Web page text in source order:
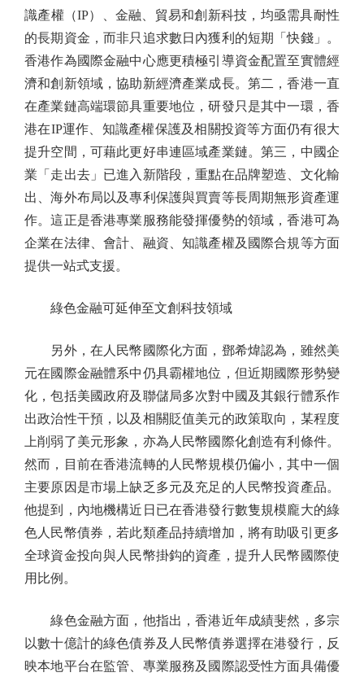
識產權（IP）、金融、貿易和創新科技，均亟需具耐性
的長期資金，而非只追求數日內獲利的短期「快錢」。
香港作為國際金融中心應更積極引導資金配置至實體經
濟和創新領域，協助新經濟產業成長。第二，香港一直
在產業鏈高端環節具重要地位，研發只是其中一環，香
港在IP運作、知識產權保護及相關投資等方面仍有很大
提升空間，可藉此更好串連區域產業鏈。第三，中國企
業「走出去」已進入新階段，重點在品牌塑造、文化輸
出、海外布局以及專利保護與買賣等長周期無形資產運
作。這正是香港專業服務能發揮優勢的領域，香港可為
企業在法律、會計、融資、知識產權及國際合規等方面
提供一站式支援。
綠色金融可延伸至文創科技領域
另外，在人民幣國際化方面，鄧希煒認為，雖然美
元在國際金融體系中仍具霸權地位，但近期國際形勢變
化，包括美國政府及聯儲局多次對中國及其銀行體系作
出政治性干預，以及相關貶值美元的政策取向，某程度
上削弱了美元形象，亦為人民幣國際化創造有利條件。
然而，目前在香港流轉的人民幣規模仍偏小，其中一個
主要原因是市場上缺乏多元及充足的人民幣投資產品。
他提到，內地機構近日已在香港發行數隻規模龐大的綠
色人民幣債券，若此類產品持續增加，將有助吸引更多
全球資金投向與人民幣掛鈎的資產，提升人民幣國際使
用比例。
綠色金融方面，他指出，香港近年成績斐然，多宗
以數十億計的綠色債券及人民幣債券選擇在港發行，反
映本地平台在監管、專業服務及國際認受性方面具備優